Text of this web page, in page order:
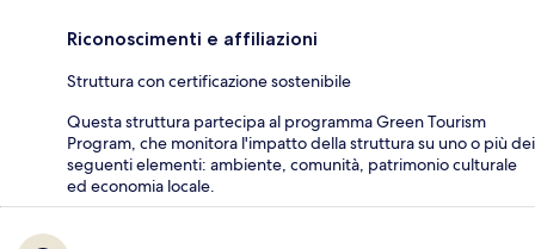
Riconoscimenti e affiliazioni
Struttura con certificazione sostenibile
Questa struttura partecipa al programma Green Tourism
Program, che monitora l'impatto della struttura su uno o più dei
seguenti elementi: ambiente, comunità, patrimonio culturale
ed economia locale.